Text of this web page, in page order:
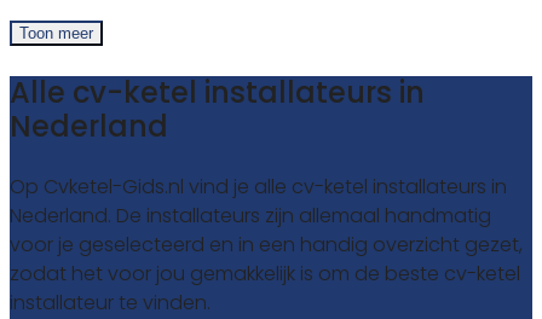
Toon meer
Alle cv-ketel installateurs in
Nederland
Op Cvketel-Gids.nl vind je alle cv-ketel installateurs in
Nederland. De installateurs zijn allemaal handmatig
voor je geselecteerd en in een handig overzicht gezet,
zodat het voor jou gemakkelijk is om de beste cv-ketel
installateur te vinden.